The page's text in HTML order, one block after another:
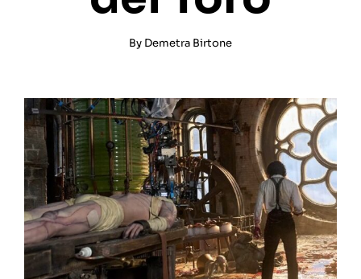
By Demetra Birtone